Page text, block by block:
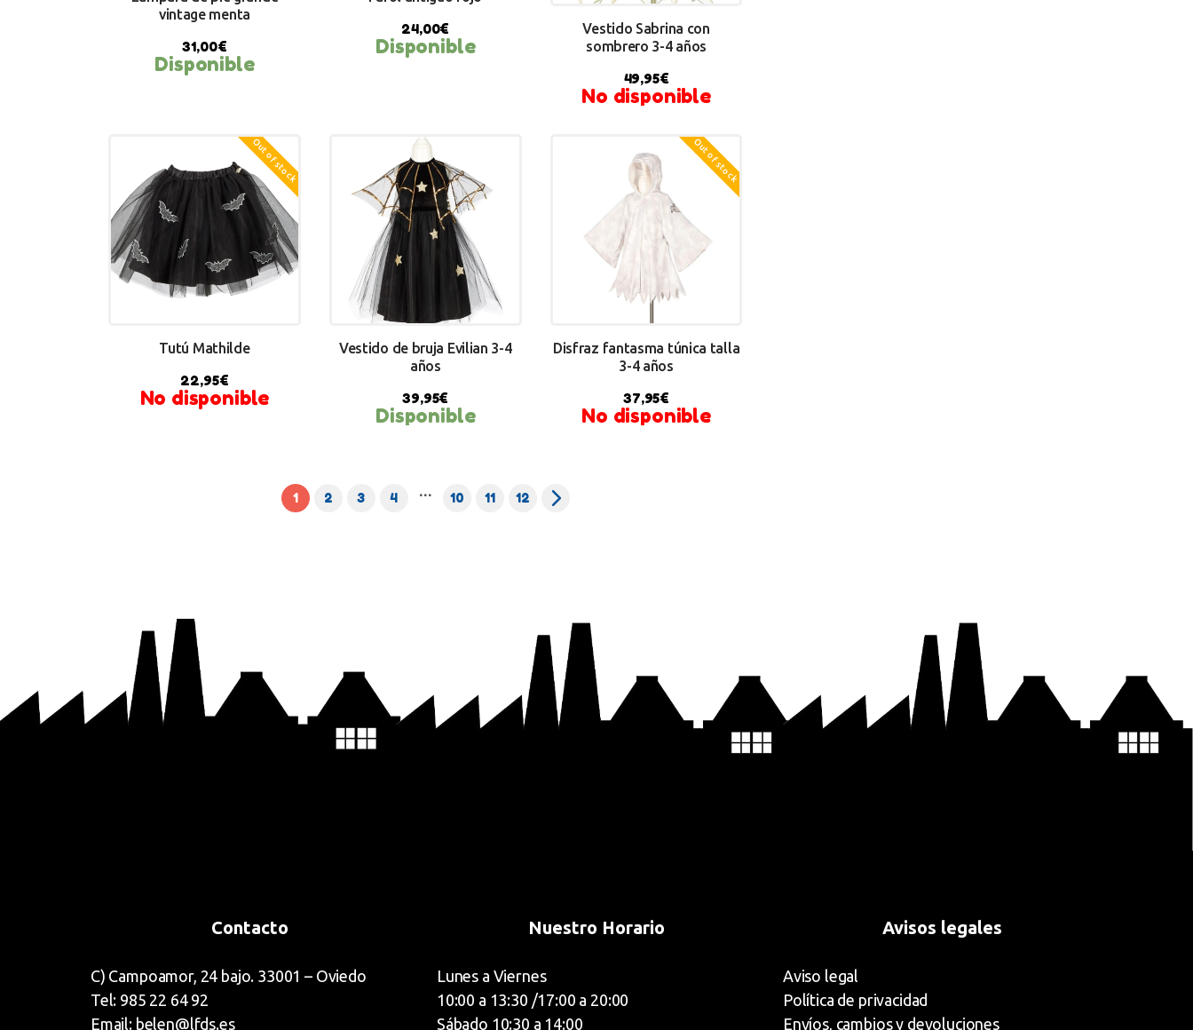
BUY NOW
vintage menta
31,00€
Disponible
BUY NOW
24,00€
Disponible
Vestido Sabrina con
sombrero 3-4 años
49,95€
No disponible
Out of stock
Tutú Mathilde
22,95€
No disponible
BUY NOW
Vestido de bruja Evilian 3-4
años
39,95€
Disponible
Out of stock
Disfraz fantasma túnica talla
3-4 años
37,95€
No disponible
1 2 3 4 … 10 11 12
→
Contacto
C) Campoamor, 24 bajo. 33001 – Oviedo
Tel: 985 22 64 92
Email: belen@lfds.es
Nuestro Horario
Lunes a Viernes
10:00 a 13:30 /17:00 a 20:00
Sábado 10:30 a 14:00
Avisos legales
Aviso legal
Política de privacidad
Envíos, cambios y devoluciones